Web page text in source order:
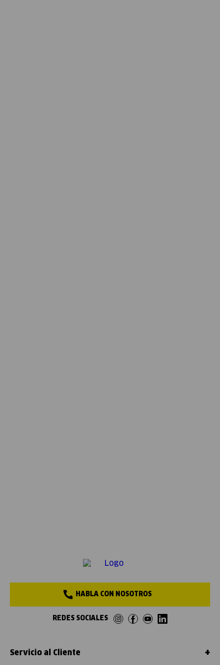
HABLA CON NOSOTROS
REDES SOCIALES
Servicio al Cliente +